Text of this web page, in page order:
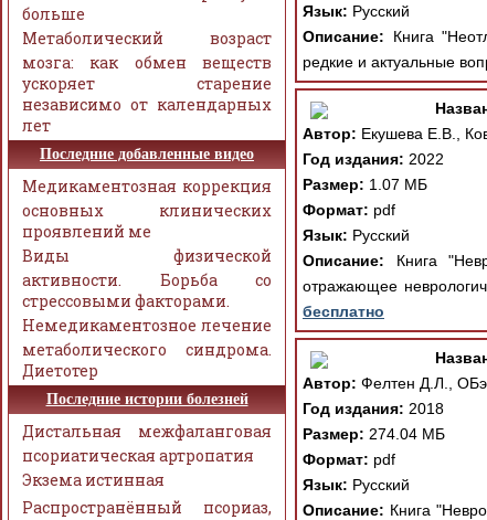
Язык: Русский
Описание: Книга
редкие и актуальные
Автор: Екушева Е.В.,
Год издания: 2022
Размер: 1.07 МБ
Формат: pdf
Язык: Русский
Описание: Книга
отражающее
бесплатно
Автор: Фелтен Д.Л.,
Год издания: 2018
Размер: 274.04 МБ
Формат: pdf
Язык: Русский
Описание: Книга
больше
Метаболический возраст
мозга: как обмен веществ
ускоряет старение
независимо от календарных
лет
Последние добавленные видео
Медикаментозная коррекция
основных клинических
проявлений ме
Виды физической
активности. Борьба со
стрессовыми факторами.
Немедикаментозное лечение
метаболического синдрома.
Диетотер
Последние истории болезней
Дистальная межфаланговая
псориатическая артропатия
Экзема истинная
Распространённый псориаз,